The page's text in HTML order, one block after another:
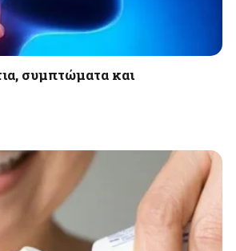
συμπτώματα και